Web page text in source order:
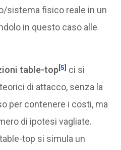
sistema fisico reale in un
in questo caso alle
table-top[5] ci si
di attacco, senza la
per contenere i costi, ma
di ipotesi vagliate.
top si simula un